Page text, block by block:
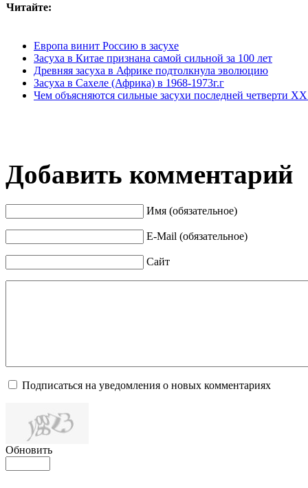
Читайте:
Европа винит Россию в засухе
Засуха в Китае признана самой сильной за 100 лет
Древняя засуха в Африке подтолкнула эволюцию
Засуха в Сахеле (Африка) в 1968-1973г.г
Чем объясняются сильные засухи последней четверти
Добавить комментарий
Имя (обязательное)
E-Mail (обязательное)
Сайт
Подписаться на уведомления о новых комментариях
Обновить